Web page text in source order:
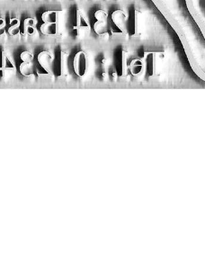
IMPRINT LINE SKYBLUE